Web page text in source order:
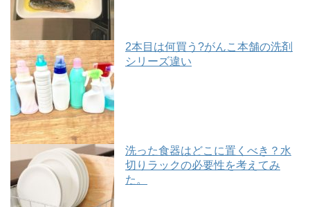
2本目は何買う?がんこ本舗の洗剤
シリーズ違い
洗った食器はどこに置くべき？水
切りラックの必要性を考えてみ
た。